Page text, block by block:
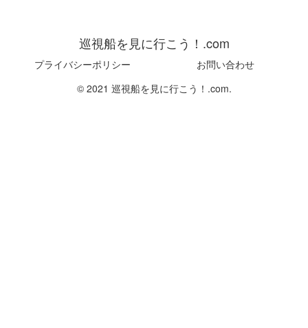
巡視船を見に行こう！.com
プライバシーポリシー
お問い合わせ
© 2021 巡視船を見に行こう！.com.